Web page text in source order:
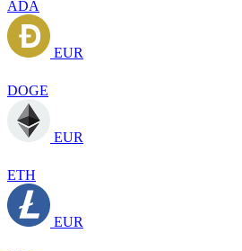
ADA
EUR
DOGE
EUR
ETH
EUR